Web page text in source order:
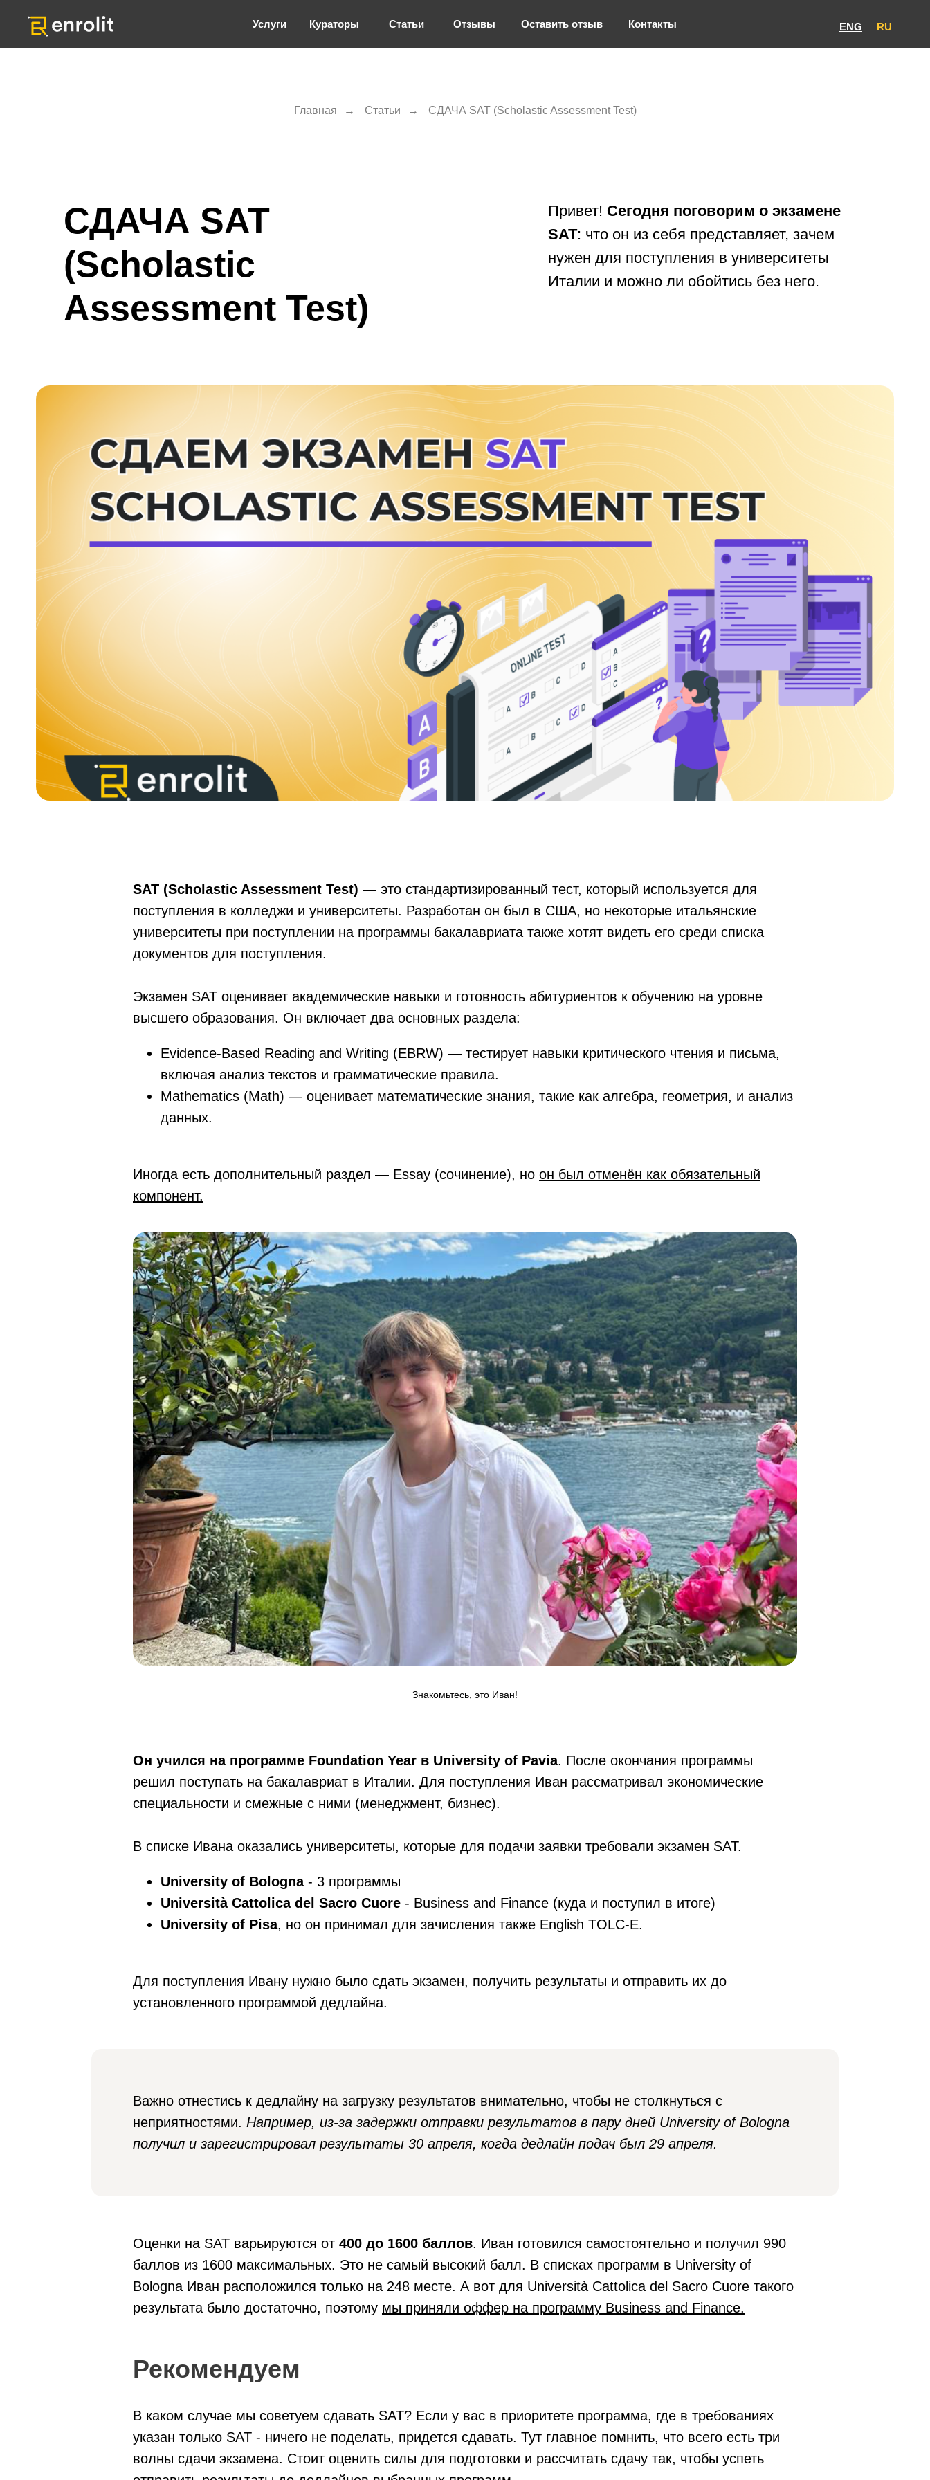
Отзывы
Услуги Кураторы Контакты
Статьи RU
ENG
Оставить отзыв
Главная → Статьи → СДАЧА SAT (Scholastic Assessment Test)
СДАЧА SAT
(Scholastic
Assessment Test)
Привет! Сегодня поговорим о экзамене
SAT: что он из себя представляет, зачем
нужен для поступления в университеты
Италии и можно ли обойтись без него.
SAT (Scholastic Assessment Test) — это стандартизированный тест, который используется для
поступления в колледжи и университеты. Разработан он был в США, но некоторые итальянские
университеты при поступлении на программы бакалавриата также хотят видеть его среди списка
документов для поступления.
Экзамен SAT оценивает академические навыки и готовность абитуриентов к обучению на уровне
высшего образования. Он включает два основных раздела:
Evidence-Based Reading and Writing (EBRW) — тестирует навыки критического чтения и письма,
включая анализ текстов и грамматические правила.
Mathematics (Math) — оценивает математические знания, такие как алгебра, геометрия, и анализ
данных.
Иногда есть дополнительный раздел — Essay (сочинение), но он был отменён как обязательный
компонент.
Знакомьтесь, это Иван!
Он учился на программе Foundation Year в University of Pavia. После окончания программы
решил поступать на бакалавриат в Италии. Для поступления Иван рассматривал экономические
специальности и смежные с ними (менеджмент, бизнес).
В списке Ивана оказались университеты, которые для подачи заявки требовали экзамен SAT.
University of Bologna- 3 программы
Università Cattolica del Sacro Cuore - Business and Finance (куда и поступил в итоге)
University of Pisa, но он принимал для зачисления также English TOLC-E.
Для поступления Ивану нужно было сдать экзамен, получить результаты и отправить их до
установленного программой дедлайна.
Важно отнестись к дедлайну на загрузку результатов внимательно, чтобы не столкнуться с
неприятностями. Например, из-за задержки отправки результатов в пару дней University of Bologna
получил и зарегистрировал результаты 30 апреля, когда дедлайн подач был 29 апреля.
Оценки на SAT варьируются от 400 до 1600 баллов. Иван готовился самостоятельно и получил 990
баллов из 1600 максимальных. Это не самый высокий балл. В списках программ в University of
Bologna Иван расположился только на 248 месте. А вот для Università Cattolica del Sacro Cuore такого
результата было достаточно, поэтому мы приняли оффер на программу Business and Finance.
Рекомендуем
В каком случае мы советуем сдавать SAT? Если у вас в приоритете программа, где в требованиях
указан только SAT - ничего не поделать, придется сдавать. Тут главное помнить, что всего есть три
волны сдачи экзамена. Стоит оценить силы для подготовки и рассчитать сдачу так, чтобы успеть